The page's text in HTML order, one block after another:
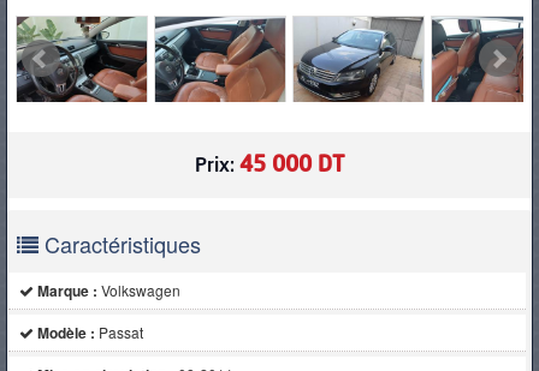
Prix: 45 000 DT
Caractéristiques
Marque : Volkswagen
Modèle : Passat